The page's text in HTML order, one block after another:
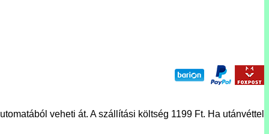
veheti át. A szállítási költség 1199 Ft. Ha utánvéttel